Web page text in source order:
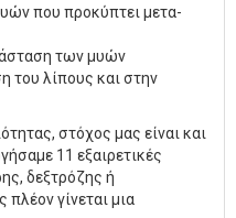
που προκύπτει μετα-
των μυών
του λίπους και στην
στόχος μας είναι και
11 εξαιρετικές
δεξτρόζης ή
γίνεται μια